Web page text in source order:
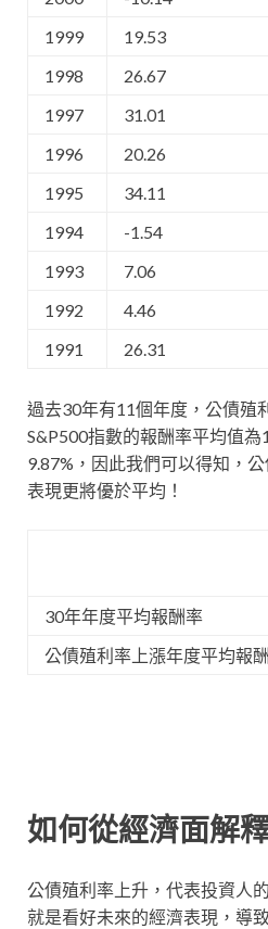
1999
19.53
1998
26.67
1997
31.01
1996
20.26
1995
34.11
1994
-1.54
1993
7.06
1992
4.46
1991
26.31
過去30年有11個年度，公債殖
S&P500指數的報酬率平均值
9.87%，因此我們可以得知，
表現更將優於平均！
30年年度平均報酬率
公債殖利率上漲年度平均報
如何從經濟面解
公債殖利率上升，代表投資人
就是看好未來的經濟表現，導